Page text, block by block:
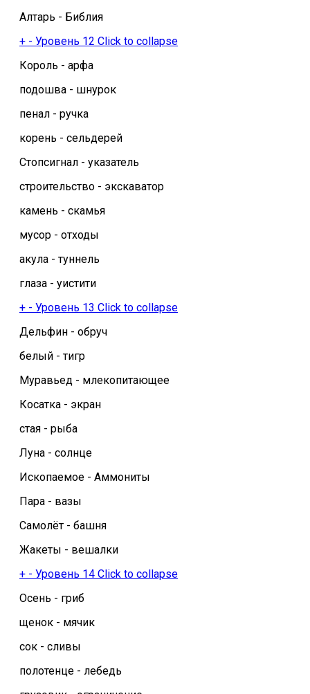
Алтарь - Библия
+ - Уровень 12 Click to collapse
Король - арфа
подошва - шнурок
пенал - ручка
корень - сельдерей
Стопсигнал - указатель
строительство - экскаватор
камень - скамья
мусор - отходы
акула - туннель
глаза - уистити
+ - Уровень 13 Click to collapse
Дельфин - обруч
белый - тигр
Муравьед - млекопитающее
Косатка - экран
стая - рыба
Луна - солнце
Ископаемое - Аммониты
Пара - вазы
Самолёт - башня
Жакеты - вешалки
+ - Уровень 14 Click to collapse
Осень - гриб
щенок - мячик
сок - сливы
полотенце - лебедь